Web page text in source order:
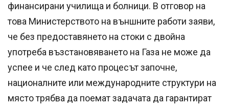
финансирани училища и болници. В отговор на
това Министерството на външните работи заяви,
че без предоставянето на стоки с двойна
употреба възстановяването на Газа не може да
успее и че след като процесът започне,
националните или международните структури на
място трябва да поемат задачата да гарантират